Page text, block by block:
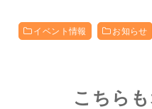
イベント情報 お知らせ
こちら